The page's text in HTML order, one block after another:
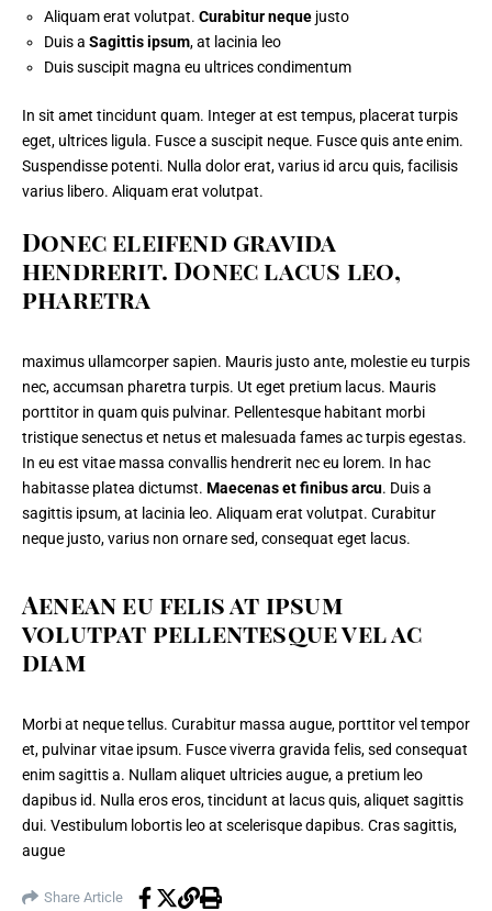
Aliquam erat volutpat. Curabitur neque justo
Duis a Sagittis ipsum, at lacinia leo
Duis suscipit magna eu ultrices condimentum
In sit amet tincidunt quam. Integer at est tempus, placerat turpis
eget, ultrices ligula. Fusce a suscipit neque. Fusce quis ante enim.
Suspendisse potenti. Nulla dolor erat, varius id arcu quis, facilisis
varius libero. Aliquam erat volutpat.
Donec eleifend gravida
hendrerit. Donec lacus leo,
pharetra
maximus ullamcorper sapien. Mauris justo ante, molestie eu turpis
nec,accumsan pharetra turpis. Ut eget pretium lacus. Mauris
porttitor in quam quis pulvinar. Pellentesque habitant morbi
tristique senectus et netus et malesuada fames ac turpis egestas.
In eu est vitae massa convallis hendrerit nec eu lorem. In hac
habitasse platea dictumst. Maecenas et finibus arcu. Duis a
sagittis ipsum, at lacinia leo. Aliquam erat volutpat. Curabitur
neque justo, varius non ornare sed, consequat eget lacus.
Aenean eu felis at ipsum
volutpat pellentesque vel ac
diam
Morbi at neque tellus. Curabitur massa augue, porttitor vel tempor
et, pulvinar vitae ipsum. Fusce viverra gravida felis, sed consequat
enim sagittis a. Nullam aliquet ultricies augue, a pretium leo
dapibus id. Nulla eros eros, tincidunt at lacus quis, aliquet sagittis
dui. Vestibulum lobortis leo at scelerisque dapibus. Cras sagittis,
augue
Share Article